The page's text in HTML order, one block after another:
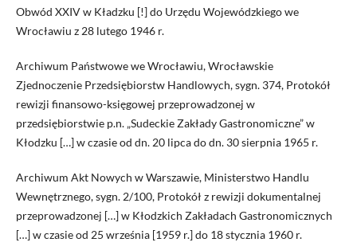
Obwód XXIV w Kładzku [!] do Urzędu Wojewódzkiego we
Wrocławiu z 28 lutego 1946 r.
Archiwum Państwowe we Wrocławiu, Wrocławskie
Zjednoczenie Przedsiębiorstw Handlowych, sygn. 374, Protokół
rewizji finansowo-księgowej przeprowadzonej w
przedsiębiorstwie p.n. „Sudeckie Zakłady Gastronomiczne” w
Kłodzku […] w czasie od dn. 20 lipca do dn. 30 sierpnia 1965 r.
Archiwum Akt Nowych w Warszawie, Ministerstwo Handlu
Wewnętrznego, sygn. 2/100, Protokół z rewizji dokumentalnej
przeprowadzonej […] w Kłodzkich Zakładach Gastronomicznych
[…] w czasie od 25 września [1959 r.] do 18 stycznia 1960 r.